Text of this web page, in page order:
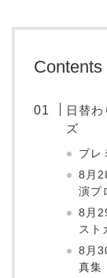
Contents
日替
ズ
プレ
8月
演プ
8月
スト
8月
真集